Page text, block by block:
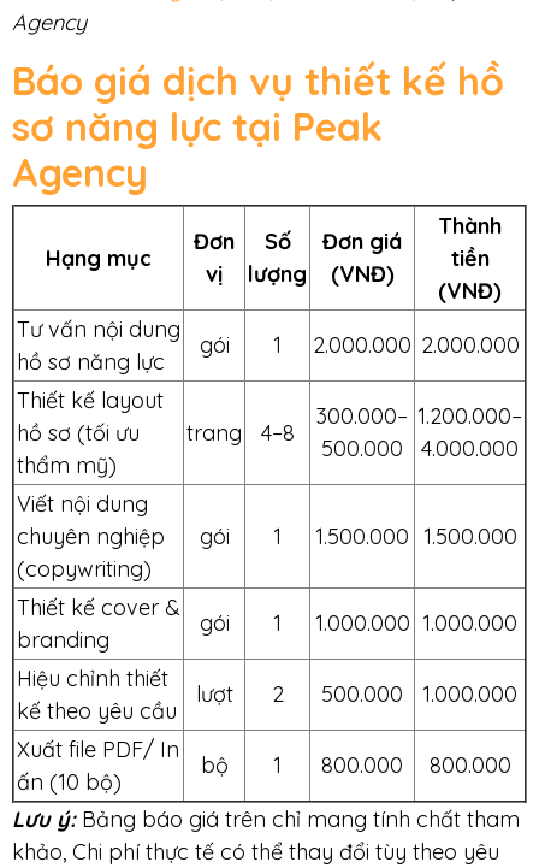
Agency
Báo giá dịch vụ thiết kế hồ
sơ năng lực tại Peak
Agency
Hạng mục
Đơn
vị
Số
lượng
Đơn giá
(VNĐ)
Thành
tiền
(VNĐ)
Tư vấn nội dung
hồ sơ năng lực
gói 1 2.000.000 2.000.000
Thiết kế layout
hồ sơ (tối ưu
thẩm mỹ)
trang 4–8
300.000–
500.000
1.200.000–
4.000.000
Viết nội dung
chuyên nghiệp
(copywriting)
gói 1 1.500.000 1.500.000
Thiết kế cover &
branding
gói 1 1.000.000 1.000.000
Hiệu chỉnh thiết
kế theo yêu cầu
lượt 2 500.000
1.000.000
Xuất file PDF/ In
ấn (10 bộ)
bộ 1 800.000
800.000
Lưu ý:Bảng báo giá trên chỉ mang tính chất tham
khảo, Chi phí thực tế có thể thay đổi tùy theo yêu